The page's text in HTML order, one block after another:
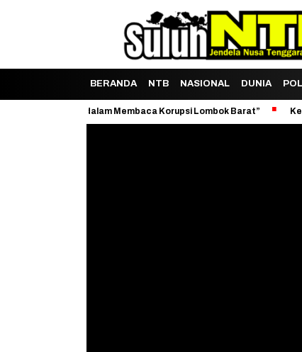
BERANDA NTB NASIONAL DUNIA
Dane dalam Membaca Korupsi Lombok Barat” Keributan